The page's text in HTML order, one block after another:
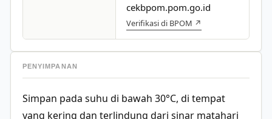
cekbpom.pom.go.id
Verifikasi di BPOM ↗
PENYIMPANAN
Simpan pada suhu di bawah 30°C, di tempat
yang kering dan terlindung dari sinar matahari